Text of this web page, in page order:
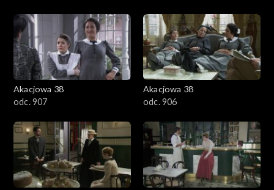
Akacjowa 38
odc. 907
Akacjowa 38
odc. 906